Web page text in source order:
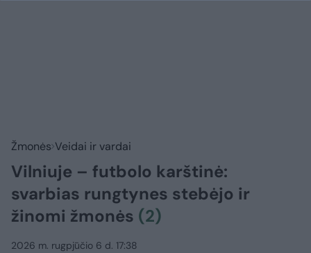
Žmonės Veidai ir vardai
Vilniuje – futbolo karštinė:
svarbias rungtynes stebėjo ir
žinomi žmonės (2)
2026 m. rugpjūčio 6 d. 17:38